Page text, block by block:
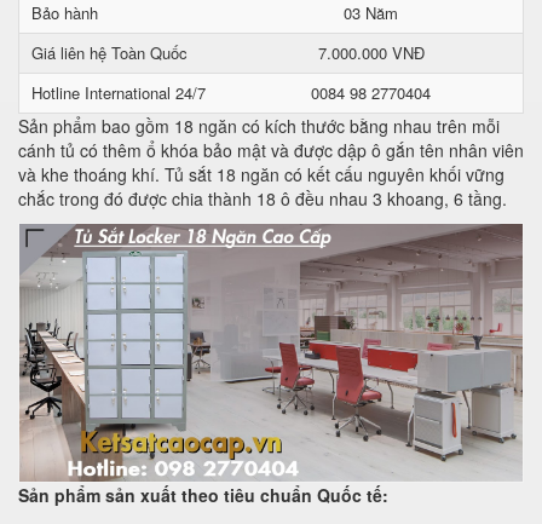
Bảo hành
03 Năm
Giá liên hệ Toàn Quốc
7.000.000 VNĐ
Hotline International 24/7
0084 98 2770404
Sản phẩm bao gồm 18 ngăn có kích thước bằng nhau trên mỗi
cánh tủ có thêm ổ khóa bảo mật và được dập ô gắn tên nhân viên
và khe thoáng khí. Tủ sắt 18 ngăn có kết cấu nguyên khối vững
chắc trong đó được chia thành 18 ô đều nhau 3 khoang, 6 tầng.
Sản phẩm sản xuất theo tiêu chuẩn Quốc tế: